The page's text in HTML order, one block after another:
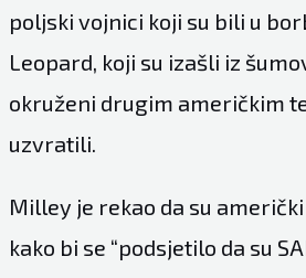
poljski vojnici koji su bili u
Leopard, koji su izašli iz
okruženi drugim američkim
uzvratili.
Milley je rekao da su
kako bi se “podsjetilo da su